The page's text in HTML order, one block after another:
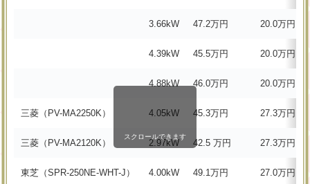
3.66kW 47.2万円 20.0万円
4.39kW 45.5万円 20.0万円
4.88kW 46.0万円 20.0万円
三菱（PV-MA2250K） 4.05kW 45.3万円 27.3万円
三菱（PV-MA2120K） 2.97kW 42.5 万円 27.3万円
東芝（SPR-250NE-WHT-J） 4.00kW 49.1万円 27.0万円
スクロールできます